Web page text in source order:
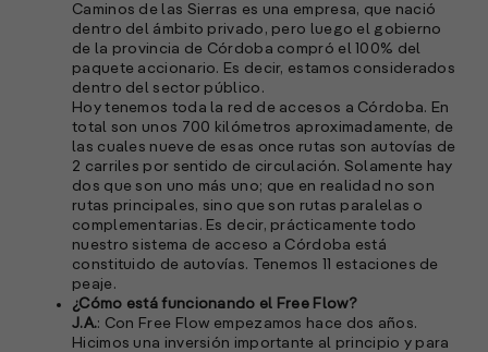
Caminos de las Sierras es una empresa, que nació
dentro del ámbito privado, pero luego el gobierno
de la provincia de Córdoba compró el 100% del
paquete accionario. Es decir, estamos considerados
dentro del sector público.
Hoy tenemos toda la red de accesos a Córdoba. En
total son unos 700 kilómetros aproximadamente, de
las cuales nueve de esas once rutas son autovías de
2 carriles por sentido de circulación. Solamente hay
dos que son uno más uno; que en realidad no son
rutas principales, sino que son rutas paralelas o
complementarias. Es decir, prácticamente todo
nuestro sistema de acceso a Córdoba está
constituido de autovías. Tenemos 11 estaciones de
peaje.
¿Cómo está funcionando el Free Flow?
J.A.: Con Free Flow empezamos hace dos años.
Hicimos una inversión importante al principio y para